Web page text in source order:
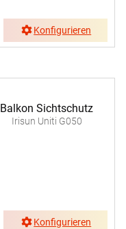
Konfigurieren
Balkon Sichtschutz
Irisun Uniti G050
Konfigurieren